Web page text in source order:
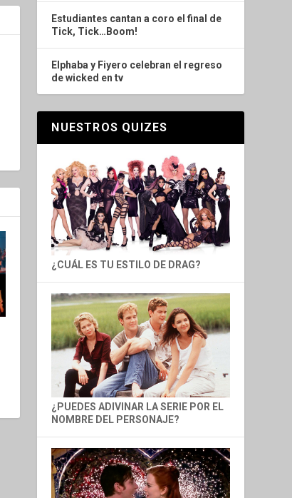
Estudiantes cantan a coro el final de
Tick, Tick…Boom!
Elphaba y Fiyero celebran el regreso
de wicked en tv
NUESTROS QUIZES
¿CUÁL ES TU ESTILO DE DRAG?
¿PUEDES ADIVINAR LA SERIE POR EL
NOMBRE DEL PERSONAJE?